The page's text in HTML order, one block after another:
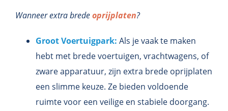
Wanneer extra bredeoprijplaten?
Groot Voertuigpark: Als je vaak te maken
hebt met brede voertuigen, vrachtwagens, of
zware apparatuur, zijn extra brede oprijplaten
een slimme keuze. Ze bieden voldoende
ruimte voor een veilige en stabiele doorgang.